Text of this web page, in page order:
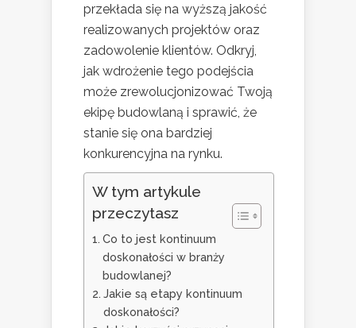
przekłada się na wyższą jakość
realizowanych projektów oraz
zadowolenie klientów. Odkryj,
jak wdrożenie tego podejścia
może zrewolucjonizować Twoją
ekipę budowlaną i sprawić, że
stanie się ona bardziej
konkurencyjna na rynku.
W tym artykule
przeczytasz
Co to jest kontinuum
doskonałości w branży
budowlanej?
Jakie są etapy kontinuum
doskonałości?